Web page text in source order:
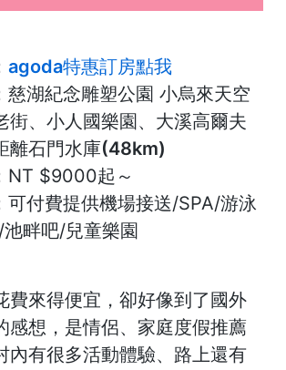
agoda特惠訂房點我
慈湖紀念雕塑公園 小烏來天空
街、小人國樂園、大溪高爾夫
離石門水庫(48km)
NT $9000起～
可付費提供機場接送/SPA/游泳
畔吧/兒童樂園
費來得便宜，卻好像到了國外
感想，是情侶、家庭度假推薦
內有很多活動體驗、路上還有